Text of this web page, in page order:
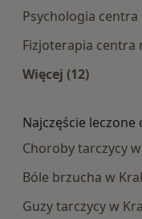
Psychologia
Fizjoterapia centra
Więcej (12)
Najczęście leczone
Choroby tarczycy
Bóle brzucha w
Guzy tarczycy w